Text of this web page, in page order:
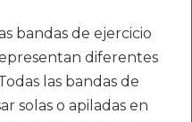
bandas de ejercicio
diferentes
las bandas de
solas o apiladas en